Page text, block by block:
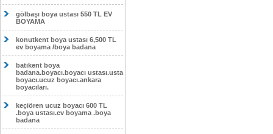
gölbaşı boya ustası 550 TL EV
BOYAMA
konutkent boya ustası 6,500 TL
ev boyama /boya badana
batıkent boya
badana.boyacı.boyacı ustası.usta
boyacı.ucuz boyacı.ankara
boyacıları.
keçiören ucuz boyacı 600 TL
.boya ustası.ev boyama .boya
badana